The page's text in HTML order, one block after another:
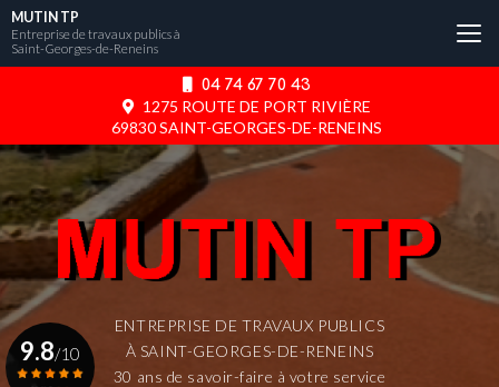
Aller
au
contenu
04 74 67 70 43
1275 ROUTE DE PORT RIVIÈRE
69830 SAINT-GEORGES-DE-RENEINS
MUTIN TP
Entreprise de travaux publics à
Saint-Georges-de-Reneins
ENTREPRISE DE TRAVAUX PUBLICS
À SAINT-GEORGES-DE-RENEINS
30 ans de savoir-faire à votre service
9.8/10